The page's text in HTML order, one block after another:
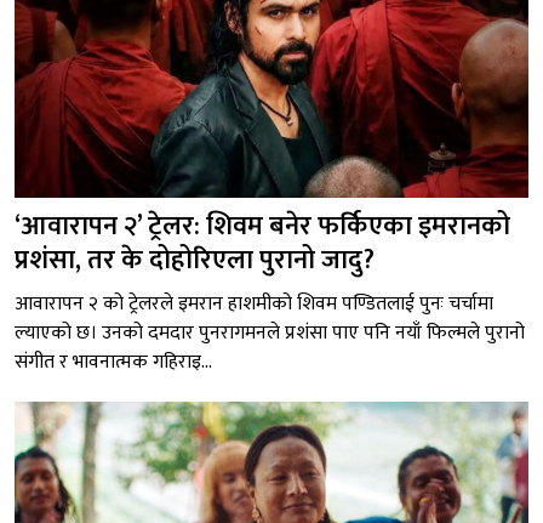
‘आवारापन २’ ट्रेलर: शिवम बनेर फर्किएका इमरानको
प्रशंसा, तर के दोहोरिएला पुरानो जादु?
आवारापन २ को ट्रेलरले इमरान हाशमीको शिवम पण्डितलाई पुनः चर्चामा
ल्याएको छ। उनको दमदार पुनरागमनले प्रशंसा पाए पनि नयाँ फिल्मले पुरानो
संगीत र भावनात्मक गहिराइ...